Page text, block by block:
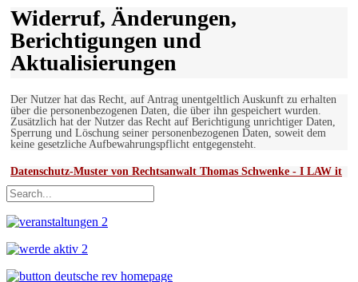
Widerruf, Änderungen,
Berichtigungen und
Aktualisierungen
Der Nutzer hat das Recht, auf Antrag unentgeltlich Auskunft zu erhalten
über die personenbezogenen Daten, die über ihn gespeichert wurden.
Zusätzlich hat der Nutzer das Recht auf Berichtigung unrichtiger Daten,
Sperrung und Löschung seiner personenbezogenen Daten, soweit dem
keine gesetzliche Aufbewahrungspflicht entgegensteht.
Datenschutz-Muster von Rechtsanwalt Thomas Schwenke - I LAW it